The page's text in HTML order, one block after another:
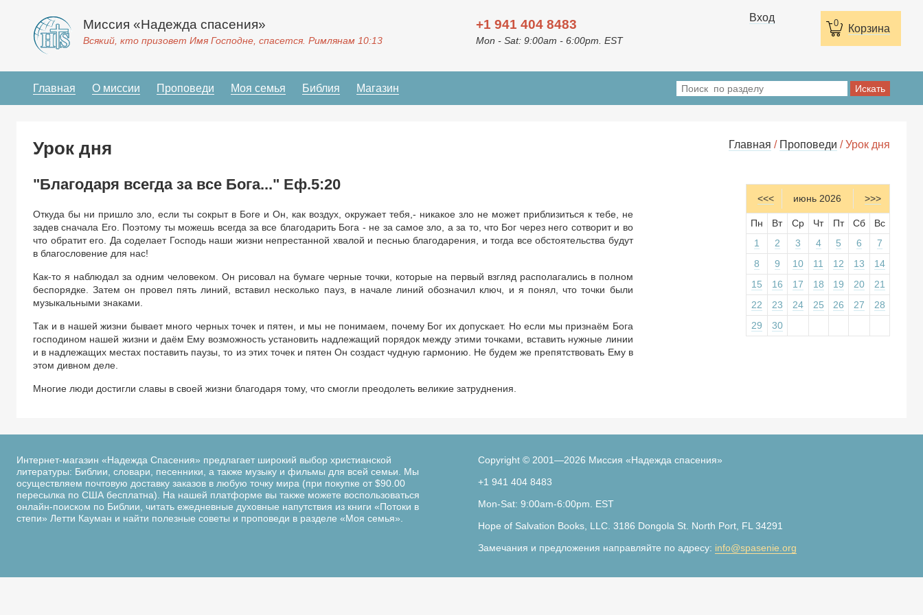
0 Корзина
Миссия «Надежда спасения»
Всякий, кто призовет Имя Господне, спасется. Римлянам 10:13
+1 941 404 8483
Mon - Sat: 9:00am - 6:00pm. EST
Вход
Главная О миссии Проповеди Моя семья Библия Магазин
Главная / Проповеди / Урок дня
Урок дня
"Благодаря всегда за все Бога..." Еф.5:20
Откуда бы ни пришло зло, если ты сокрыт в Боге и Он, как воздух, окружает тебя,- никакое зло не может приблизиться к тебе, не
задев сначала Его. Поэтому ты можешь всегда за все благодарить Бога - не за самое зло, а за то, что Бог через него сотворит и во
что обратит его. Да соделает Господь наши жизни непрестанной хвалой и песнью благодарения, и тогда все обстоятельства будут
в благословение для нас!
Как-то я наблюдал за одним человеком. Он рисовал на бумаге черные точки, которые на первый взгляд располагались в полном
беспорядке. Затем он провел пять линий, вставил несколько пауз, в начале линий обозначил ключ, и я понял, что точки были
музыкальными знаками.
Так и в нашей жизни бывает много черных точек и пятен, и мы не понимаем, почему Бог их допускает. Но если мы признаём Бога
господином нашей жизни и даём Ему возможность установить надлежащий порядок между этими точками, вставить нужные линии
и в надлежащих местах поставить паузы, то из этих точек и пятен Он создаст чудную гармонию. Не будем же препятствовать Ему в
этом дивном деле.
Многие люди достигли славы в своей жизни благодаря тому, что смогли преодолеть великие затруднения.
<<< июнь 2026 >>>
Пн Вт Ср Чт Пт Сб
Вс
1
2 3 4 5 6
7
8
9 10 11 12 13
14
15
16 17 18 19 20
21
22
23 24 25 26 27
28
29
30
Интернет-магазин «Надежда Спасения» предлагает широкий выбор христианской
литературы: Библии, словари, песенники, а также музыку и фильмы для всей семьи. Мы
осуществляем почтовую доставку заказов в любую точку мира (при покупке от $90.00
пересылка по США бесплатна). На нашей платформе вы также можете воспользоваться
онлайн-поиском по Библии, читать ежедневные духовные напутствия из книги «Потоки в
степи» Летти Кауман и найти полезные советы и проповеди в разделе «Моя семья».
Copyright © 2001—2026 Миссия «Надежда спасения»
+1 941 404 8483
Mon-Sat: 9:00am-6:00pm. EST
Hope of Salvation Books, LLC. 3186 Dongola St. North Port, FL 34291
Замечания и предложения направляйте по адресу: info@spasenie.org